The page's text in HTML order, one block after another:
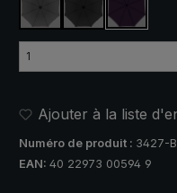
anthracitenoir violet
Ajouter à la liste
Numéro de produit : 3427-
EAN: 40 22973 00594 9